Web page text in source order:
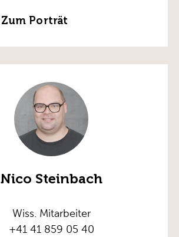
Zum Porträt
Nico Steinbach
Wiss. Mitarbeiter
+41 41 859 05 40